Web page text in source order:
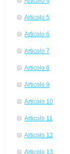
Articolo 5
Articolo 6
Articolo 7
Articolo 8
Articolo 9
Articolo 10
Articolo 11
Articolo 12
Articolo 13